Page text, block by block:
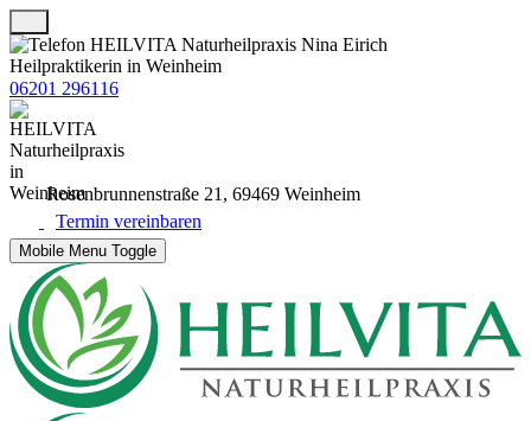
06201 296116
Rosenbrunnenstraße 21, 69469 Weinheim
Termin vereinbaren
Mobile Menu Toggle